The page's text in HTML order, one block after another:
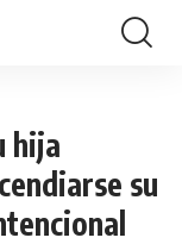
hija
su